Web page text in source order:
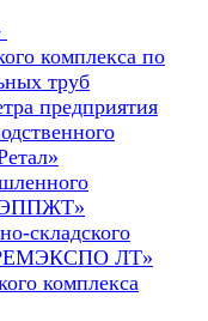
комплекса по
труб
предприятия
складского
ЛТ»
комплекса